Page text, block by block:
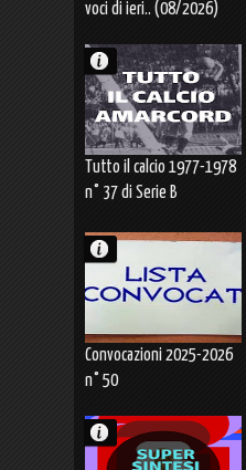
voci di ieri.. (08/2026)
Tutto il calcio 1977-1978
n° 37 di Serie B
Convocazioni 2025-2026
n° 50